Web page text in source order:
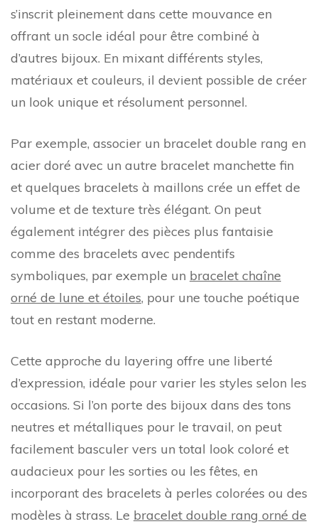
s’inscrit pleinement dans cette mouvance en
offrant un socle idéal pour être combiné à
d’autres bijoux. En mixant différents styles,
matériaux et couleurs, il devient possible de créer
un look unique et résolument personnel.
Par exemple, associer un bracelet double rang en
acier doré avec un autre bracelet manchette fin
et quelques bracelets à maillons crée un effet de
volume et de texture très élégant. On peut
également intégrer des pièces plus fantaisie
comme des bracelets avec pendentifs
symboliques, par exemple un bracelet chaîne
orné de lune et étoiles, pour une touche poétique
tout en restant moderne.
Cette approche du layering offre une liberté
d’expression, idéale pour varier les styles selon les
occasions. Si l’on porte des bijoux dans des tons
neutres et métalliques pour le travail, on peut
facilement basculer vers un total look coloré et
audacieux pour les sorties ou les fêtes, en
incorporant des bracelets à perles colorées ou des
modèles à strass. Le bracelet double rang orné de